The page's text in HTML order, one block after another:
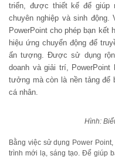
triển, được thiết kế để giúp
chuyên nghiệp và sinh
PowerPoint cho phép bạn kết
hiệu ứng chuyển động để
ấn tượng. Được sử dụng
doanh và giải trí,
tưởng mà còn là nền tảng để
cá nhân.
Hình:
Bằng việc sử dụng Power
trình mới lạ, sáng tạo. Để giúp